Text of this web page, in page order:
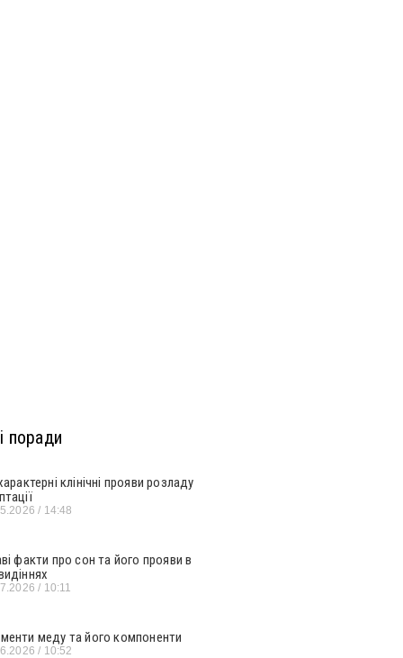
поради
клінічні прояви розладу
14:48
факти про сон та його прояви в
10:11
меду та його компоненти
10:52